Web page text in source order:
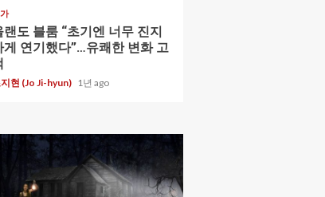
랜도 블룸 “초기엔 너무 진지
게 연기했다”…유쾌한 변화 고
현 (Jo Ji-hyun) 1년 ago